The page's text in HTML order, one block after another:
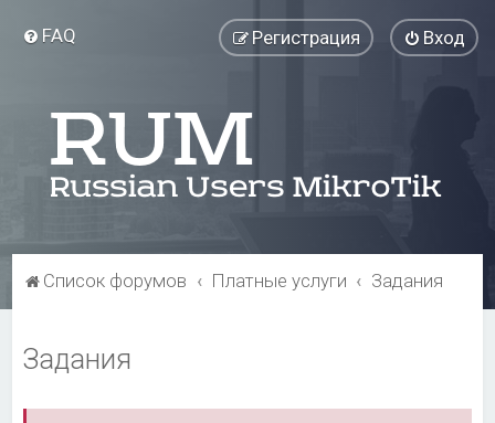
FAQ Вход
Регистрация
Список форумов Платные услуги Задания
Задания